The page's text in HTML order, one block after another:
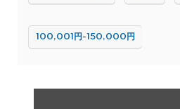
100,001円-150,000円